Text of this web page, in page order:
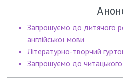
Запрошуємо до дитячого
англійської мови
Літературно-творчий
Запрошуємо до